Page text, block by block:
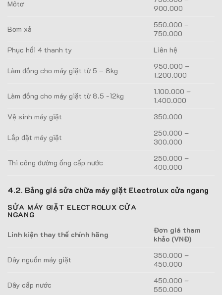
Môtơ
900.000
Bơm xả
550.000 –
750.000
Phục hồi 4 thanh ty
Liên hệ
Làm đồng cho máy giặt từ 5 – 8kg
950.000 –
1.200.000
Làm đồng cho máy giặt từ 8.5 -12kg
1.100.000 –
1.400.000
Vệ sinh máy giặt
350.000
Lắp đặt máy giặt
250.000 –
300.000
Thi công đường ống cấp nước
250.000 –
400.000
4.2. Bảng giá sửa chữa máy giặt Electrolux cửa ngang
SỬA MÁY GIẶT ELECTROLUX CỬA
NGANG
Linh kiện thay thế chính hãng
Đơn giá tham
khảo (VNĐ)
Dây nguồn máy giặt
350.000 –
450.000
Dây cấp nước
450.000 –
550.000